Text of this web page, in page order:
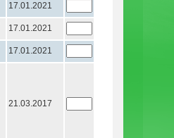
17.01.2021
17.01.2021
17.01.2021
21.03.2017